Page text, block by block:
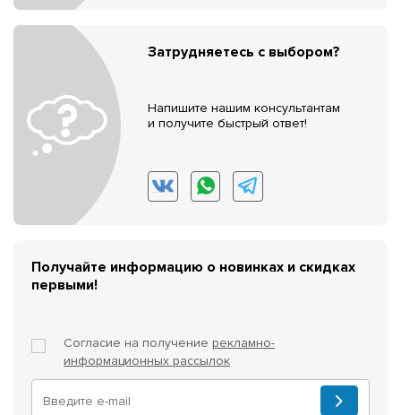
Затрудняетесь с выбором?
Напишите нашим консультантам
и получите быстрый ответ!
Получайте информацию о новинках и скидках
первыми!
Согласие на получение рекламно-
информационных рассылок